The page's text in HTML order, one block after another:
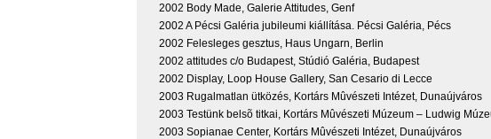
2002 Body Made, Galerie Attitudes, Genf
2002 A Pécsi Galéria jubileumi kiállítása. Pécsi Galéria, Pécs
2002 Felesleges gesztus, Haus Ungarn, Berlin
2002 attitudes c/o Budapest, Stúdió Galéria, Budapest
2002 Display, Loop House Gallery, San Cesario di Lecce
2003 Rugalmatlan ütközés, Kortárs Mûvészeti Intézet, Dunaújváros
2003 Testünk belsõ titkai, Kortárs Mûvészeti Múzeum – Ludwig
2003 Sopianae Center, Kortárs Mûvészeti Intézet, Dunaújváros